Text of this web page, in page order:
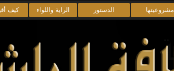
مشروعيتها الدستور الراية واللواء كيف